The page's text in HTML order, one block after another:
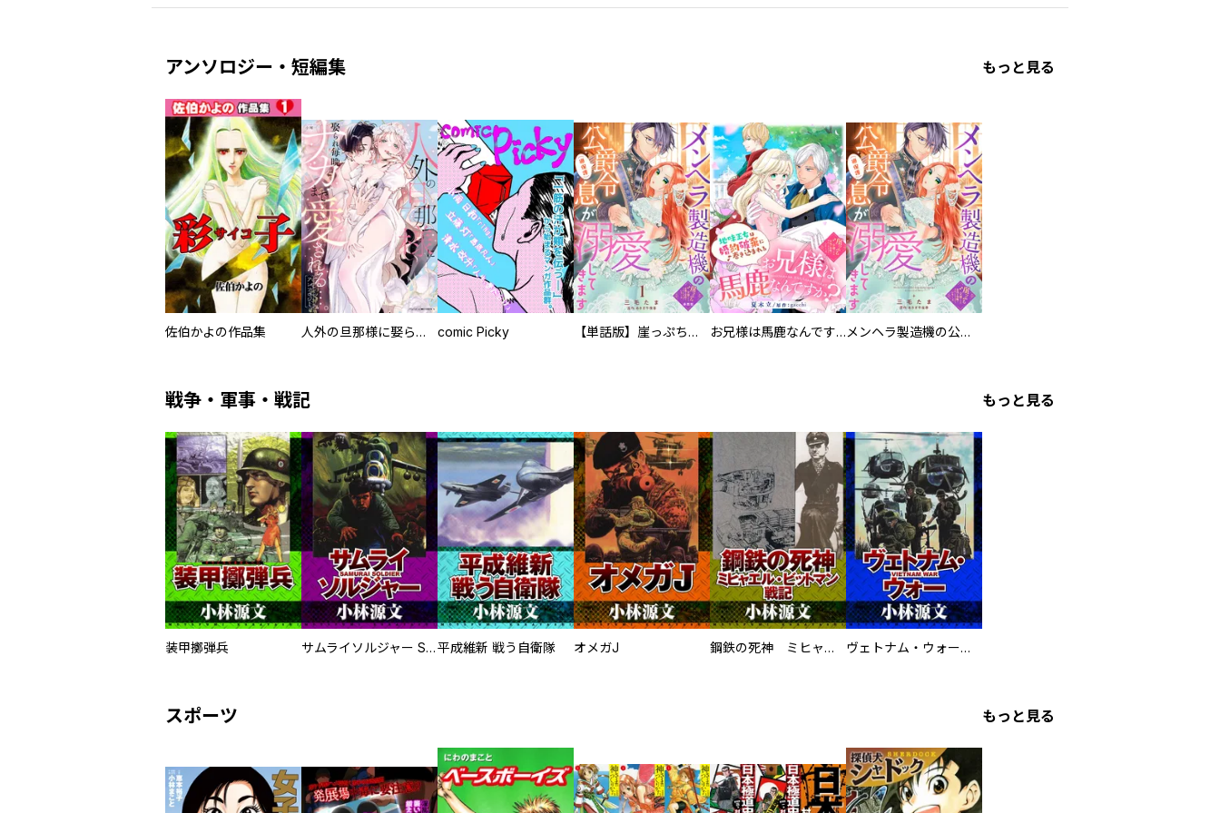
アンソロジー・短編集 もっと見る
佐伯かよの作品集 人外の旦那様に娶られ毎晩ナカまで愛される…。アンソロジー comic Picky 【単話版】崖っぷち令嬢ですが、意地と策略で幸せになります！シリーズ お兄様は馬鹿なんですか？～地味王女は婚約破棄に巻き込まれる～ メンヘラ製造機の公爵令息（過保護）が溺愛してきます
戦争・軍事・戦記 もっと見る
装甲擲弾兵 サムライソルジャー SAMURAI SOLDIER平成維新 戦う自衛隊 オメガJ 鋼鉄の死神 ミヒャエル・ビットマン戦記 ヴェトナム・ウォー VIETNAM WAR
スポーツ もっと見る